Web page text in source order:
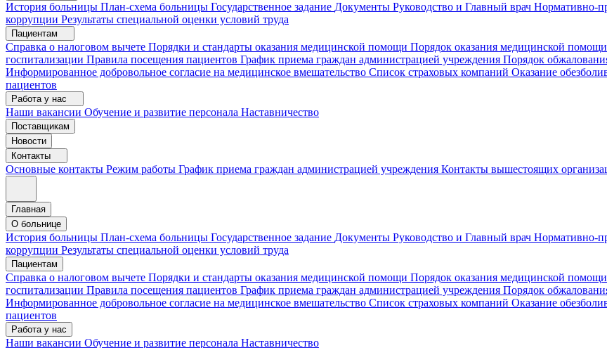
История больницы План-схема больницы Государственное задание Документы Руководство и Главный врач Нормативно-
коррупции Результаты специальной оценки условий труда
Пациентам
Справка о налоговом вычете Порядки и стандарты оказания медицинской помощи Порядок оказания медицинской
госпитализации Правила посещения пациентов График приема граждан администрацией учреждения Порядок
Информированное добровольное согласие на медицинское вмешательство Список страховых компаний Оказание
пациентов
Работа у нас
Наши вакансии Обучение и развитие персонала Наставничество
Поставщикам
Новости
Контакты
Основные контакты Режим работы График приема граждан администрацией учреждения Контакты вышестоящих
Главная
О больнице
История больницы План-схема больницы Государственное задание Документы Руководство и Главный врач Нормативно-
коррупции Результаты специальной оценки условий труда
Пациентам
Справка о налоговом вычете Порядки и стандарты оказания медицинской помощи Порядок оказания медицинской
госпитализации Правила посещения пациентов График приема граждан администрацией учреждения Порядок
Информированное добровольное согласие на медицинское вмешательство Список страховых компаний Оказание
пациентов
Работа у нас
Наши вакансии Обучение и развитие персонала Наставничество